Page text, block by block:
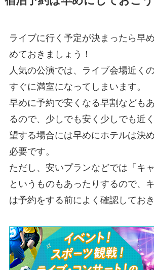
ライブに行く予定が決まったら早
めておきましょう！
人気の公演では、ライブ会場近く
すぐに満室になってしまいます。
早めに予約で安くなる早割なども
るので、少しでも安く少しでも近
望する場合には早めにホテルは決
必要です。
ただし、安いプランなどでは「キ
というものもあったりするので、
は予約をする前によく確認してお